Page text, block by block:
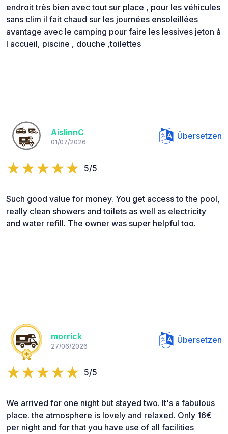
endroit très bien avec tout sur place , pour les véhicules
sans clim il fait chaud sur les journées ensoleillées
avantage avec le camping pour faire les lessives jeton à
l accueil, piscine , douche ,toilettes
AislinnC
01/07/2026
Übersetzen
5/5
Such good value for money. You get access to the pool,
really clean showers and toilets as well as electricity
and water refill. The owner was super helpful too.
morrick
27/06/2026
Übersetzen
5/5
We arrived for one night but stayed two. It's a fabulous
place. the atmosphere is lovely and relaxed. Only 16€
per night and for that you have use of all facilities